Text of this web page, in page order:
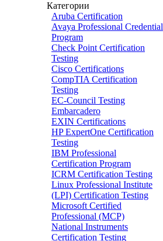
Категории
Aruba Certification
Avaya Professional Credential
Program
Check Point Certification
Testing
Cisco Certifications
CompTIA Certification
Testing
EC-Council Testing
Embarcadero
EXIN Certifications
HP ExpertOne Certification
Testing
IBM Professional
Certification Program
ICRM Certification Testing
Linux Professional Institute
(LPI) Certification Testing
Microsoft Certified
Professional (MCP)
National Instruments
Certification Testing